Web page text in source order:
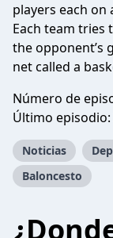
players each
Each team tries
the opponent’s
net called a
Número de
Último episodio:
Noticias
Baloncesto